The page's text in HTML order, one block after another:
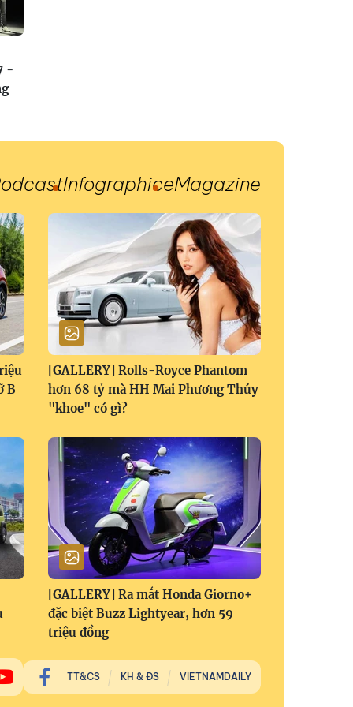
-
InfographiceMagazine
B
[GALLERY] Rolls-Royce Phantom
hơn 68 tỷ mà HH Mai Phương Thúy
"khoe" có gì?
[GALLERY] Ra mắt Honda Giorno+
đặc biệt Buzz Lightyear, hơn 59
triệu đồng
TT&CS KH & ĐS VIETNAMDAILY